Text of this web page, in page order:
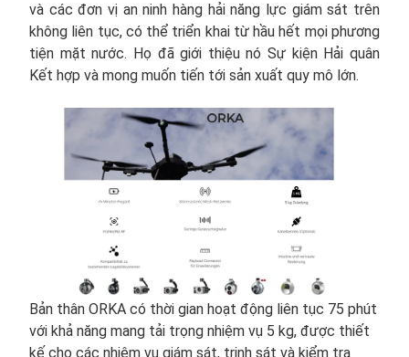
và các đơn vị an ninh hàng hải năng lực giám sát trên
không liên tục, có thể triển khai từ hầu hết mọi phương
tiện mặt nước. Họ đã giới thiệu nó Sự kiện Hải quân
Kết hợp và mong muốn tiến tới sản xuất quy mô lớn.
Bản thân ORKA có thời gian hoạt động liên tục 75 phút
với khả năng mang tải trọng nhiệm vụ 5 kg, được thiết
kế cho các nhiệm vụ giám sát, trinh sát và kiểm tra